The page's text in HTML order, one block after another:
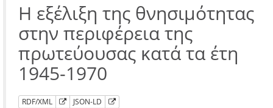
Η εξέλιξη της θνησιμότητας
στην περιφέρεια της
πρωτεύουσας κατά τα έτη
1945-1970
RDF/XML JSON-LD